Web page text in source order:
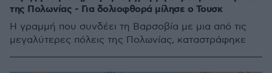
της Πολωνίας - Για δολιοφθορά μίλησε ο Τουσκ
Η γραμμή που συνδέει τη Βαρσοβία με μια από τις
μεγαλύτερες πόλεις της Πολωνίας, καταστράφηκε